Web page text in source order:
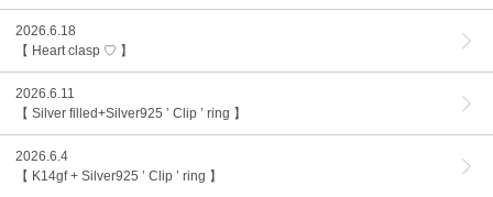
2026.6.18
【 Heart clasp ♡ 】
2026.6.11
【 Silver filled+Silver925 ’ Clip ’ ring 】
2026.6.4
【 K14gf + Silver925 ’ Clip ’ ring 】